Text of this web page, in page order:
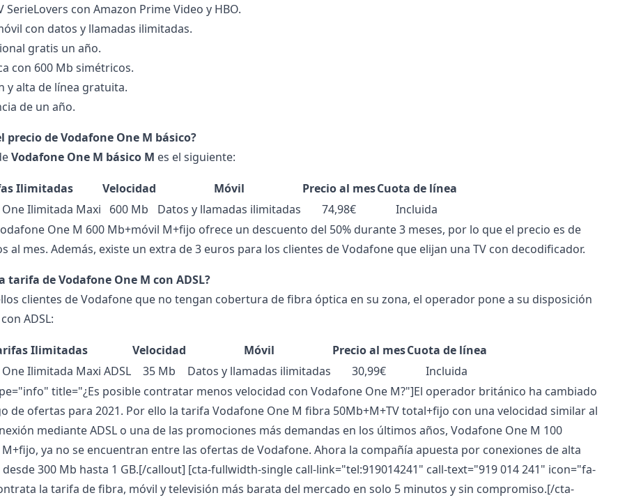
SerieLovers con Amazon Prime Video y HBO.
con datos y llamadas ilimitadas.
gratis un año.
con 600 Mb simétricos.
y alta de línea gratuita.
de un año.
precio de Vodafone One M básico?
Vodafone One M básico M es el siguiente:
Ilimitadas Velocidad Móvil Precio al mesCuota de línea
Ilimitada Maxi
600 Mb Datos y llamadas ilimitadas 74,98€
Incluida
One M 600 Mb+móvil M+fijo ofrece un descuento del 50% durante 3 meses, por lo que el precio es de
al mes. Además, existe un extra de 3 euros para los clientes de Vodafone que elijan una TV con decodificador.
tarifa de Vodafone One M con ADSL?
clientes de Vodafone que no tengan cobertura de fibra óptica en su zona, el operador pone a su disposición
ADSL:
Ilimitadas Velocidad Móvil Precio al mesCuota de línea
Ilimitada Maxi ADSL
35 Mb Datos y llamadas ilimitadas 30,99€
Incluida
title="¿Es posible contratar menos velocidad con Vodafone One M?"]El operador británico ha cambiado
de ofertas para 2021. Por ello la tarifa Vodafone One M fibra 50Mb+M+TV total+fijo con una velocidad similar al
mediante ADSL o una de las promociones más demandas en los últimos años, Vodafone One M 100
ya no se encuentran entre las ofertas de Vodafone. Ahora la compañía apuesta por conexiones de alta
300 Mb hasta 1 GB.[/callout] [cta-fullwidth-single call-link="tel:919014241" call-text="919 014 241" icon="fa-
la tarifa de fibra, móvil y televisión más barata del mercado en solo 5 minutos y sin compromiso.[/cta-